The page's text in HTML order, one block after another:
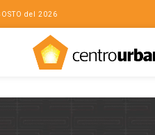
del 2026